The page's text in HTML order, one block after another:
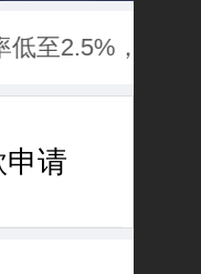
2.5%，额度
申请